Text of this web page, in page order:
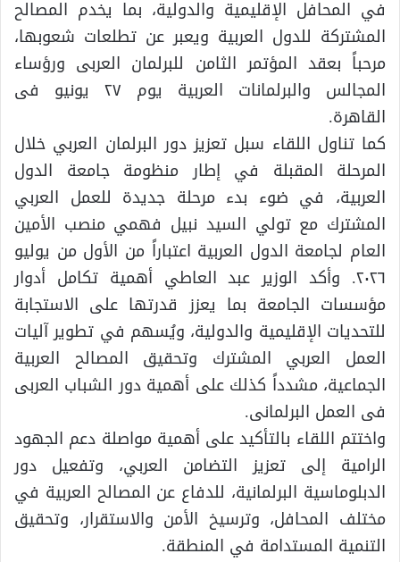
في المحافل الإقليمية والدولية، بما يخدم المصالح
المشتركة للدول العربية ويعبر عن تطلعات شعوبها،
مرحباً بعقد المؤتمر الثامن للبرلمان العربى ورؤساء
المجالس والبرلمانات العربية يوم ٢٧ يونيو فى
القاهرة.
كما تناول اللقاء سبل تعزيز دور البرلمان العربي خلال
المرحلة المقبلة في إطار منظومة جامعة الدول
العربية، في ضوء بدء مرحلة جديدة للعمل العربي
المشترك مع تولي السيد نبيل فهمي منصب الأمين
العام لجامعة الدول العربية اعتباراً من الأول من يوليو
٢٠٢٦. وأكد الوزير عبد العاطي أهمية تكامل أدوار
مؤسسات الجامعة بما يعزز قدرتها على الاستجابة
للتحديات الإقليمية والدولية، ويُسهم في تطوير آليات
العمل العربي المشترك وتحقيق المصالح العربية
الجماعية، مشدداً كذلك على أهمية دور الشباب العربى
فى العمل البرلمانى.
واختتم اللقاء بالتأكيد على أهمية مواصلة دعم الجهود
الرامية إلى تعزيز التضامن العربي، وتفعيل دور
الدبلوماسية البرلمانية، للدفاع عن المصالح العربية في
مختلف المحافل، وترسيخ الأمن والاستقرار، وتحقيق
التنمية المستدامة في المنطقة.